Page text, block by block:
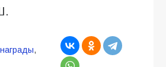
награды,